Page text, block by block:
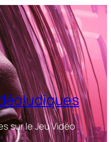
sur le Jeu Vidéo